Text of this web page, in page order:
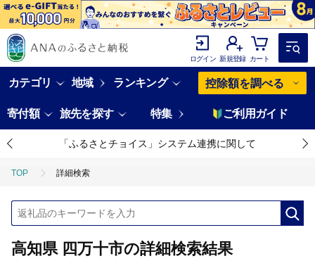
ログイン 新規登録 カート
カテゴリ 地域 ランキング 控除額を調べる
寄付額 旅先を探す 特集 ご利用ガイド
「ふるさとチョイス」システム連携に関して
TOP 詳細検索
高知県 四万十市の詳細検索結果